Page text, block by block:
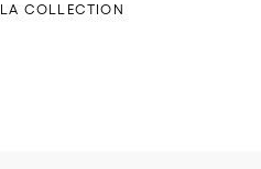
COLLECTION